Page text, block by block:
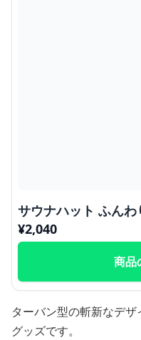
サウナハット ふん
¥2,040
商品
ターバン型の斬新なデ
グッズです。